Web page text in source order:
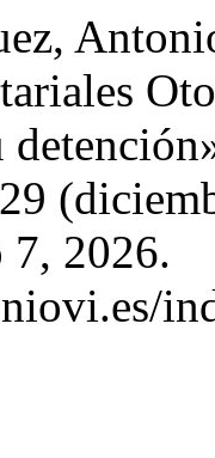
7, 2026.